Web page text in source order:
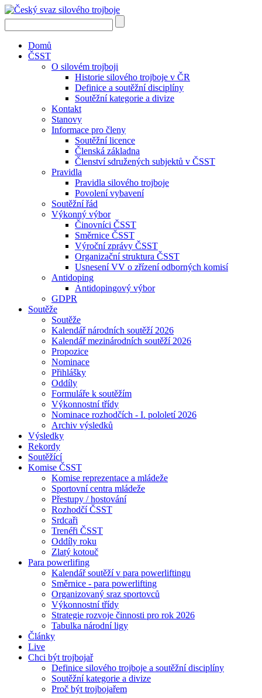
Domů
ČSST
O silovém trojboji
Historie silového trojboje v ČR
Definice a soutěžní disciplíny
Soutěžní kategorie a divize
Kontakt
Stanovy
Informace pro členy
Soutěžní licence
Členská základna
Členství sdružených subjektů v ČSST
Pravidla
Pravidla silového trojboje
Povolení vybavení
Soutěžní řád
Výkonný výbor
Činovníci ČSST
Směrnice ČSST
Výroční zprávy ČSST
Organizační struktura ČSST
Usnesení VV o zřízení odborných komisí
Antidoping
Antidopingový výbor
GDPR
Soutěže
Soutěže
Kalendář národních soutěží 2026
Kalendář mezinárodních soutěží 2026
Propozice
Nominace
Přihlášky
Oddíly
Formuláře k soutěžím
Výkonnostní třídy
Nominace rozhodčích - I. pololetí 2026
Archiv výsledků
Výsledky
Rekordy
Soutěžící
Komise ČSST
Komise reprezentace a mládeže
Sportovní centra mládeže
Přestupy / hostování
Rozhodčí ČSST
Srdcaři
Trenéři ČSST
Oddíly roku
Zlatý kotouč
Para powerlifing
Kalendář soutěží v para powerliftingu
Směrnice - para powerlifting
Organizovaný sraz sportovců
Výkonnostní třídy
Strategie rozvoje činnosti pro rok 2026
Tabulka národní ligy
Články
Live
Chci být trojbojař
Definice silového trojboje a soutěžní disciplíny
Soutěžní kategorie a divize
Proč být trojbojařem